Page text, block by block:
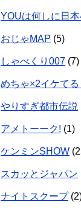
YOUは何しに日
おじゃMAP (5)
しゃべくり007 (7)
めちゃ×2イケてる
やりすぎ都市伝説
アメトーーク! (1)
ケンミンSHOW
スカッとジャパン
ナイトスクープ